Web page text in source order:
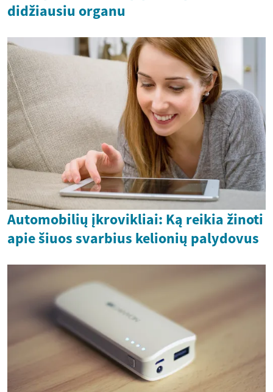
didžiausiu organu
Automobilių įkrovikliai: Ką reikia žinoti
apie šiuos svarbius kelionių palydovus